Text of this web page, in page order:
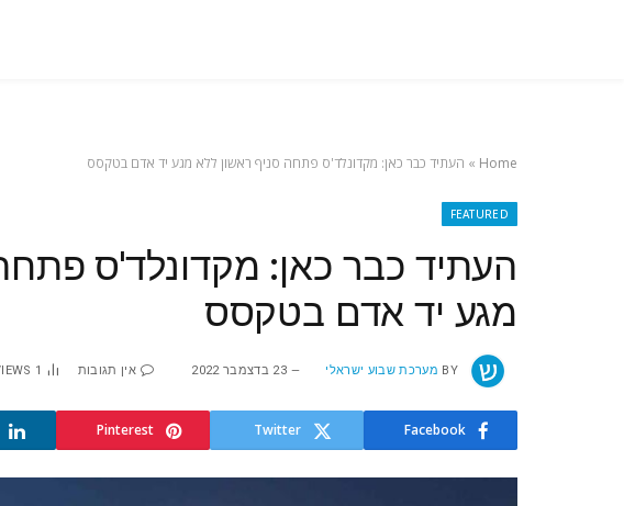
Home
» העתיד כבר כאן: מקדונלד'ס פתחה סניף ראשון ללא מגע יד אדם בטקסס
FEATURED
העתיד כבר כאן: מקדונלד'ס
מגע יד אדם בטקסס
BY מערכת שבוע ישראלי 23 בדצמבר 2022 אין תגובות 1
Facebook
Twitter
Pinterest